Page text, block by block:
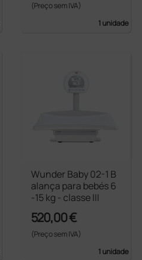
(Preço sem IVA)
1 unidade
Wunder Baby 02-1 B
alança para bebés 6
-15 kg - classe III
520,00 €
(Preço sem IVA)
1 unidade